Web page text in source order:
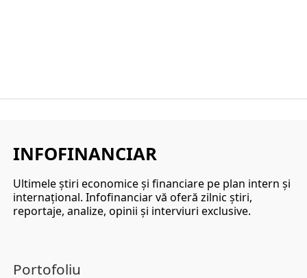
INFOFINANCIAR
Ultimele ştiri economice şi financiare pe plan intern şi
internaţional. Infofinanciar vă oferă zilnic ştiri,
reportaje, analize, opinii şi interviuri exclusive.
Portofoliu